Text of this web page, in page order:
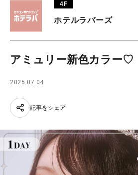
4F
ホテルラバーズ
アミュリー新色カラー♡
2025.07.04
記事をシェア